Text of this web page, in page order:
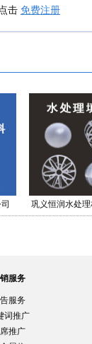
击 免费注册
巩义恒润水处
服务
服务
词推广
推广